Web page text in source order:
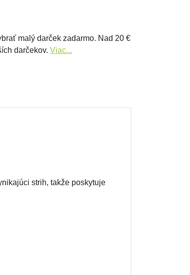
malý darček zadarmo. Nad 20 €
darčekov. Viac...
strih, takže poskytuje